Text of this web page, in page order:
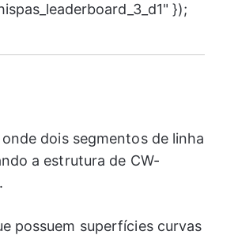
});
dois segmentos de linha
a estrutura de CW-
possuem superfícies curvas